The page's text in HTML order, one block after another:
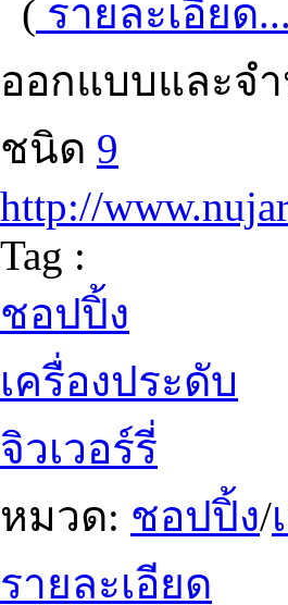
( รายละเอียด...
ออกแบบและจ
ชนิด 9
http://
Tag :
ชอปปิ้ง
เครื่องประดับ
จิวเวอร์รี่
หมวด: ชอปปิ้ง/
รายละเอียด